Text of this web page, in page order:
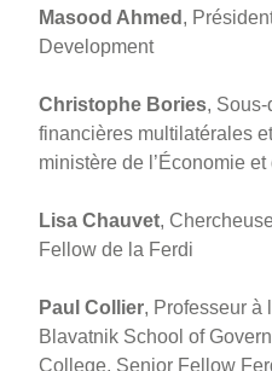
Masood Ahmed ,
Development
Christophe Bories, Sous-
financières multilatérales
ministère de l’Économie
Lisa Chauvet,
Fellow de la Ferdi
Paul Collier, Professeur à
Blavatnik School of
College, Senior Fellow